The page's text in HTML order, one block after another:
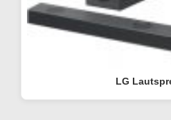
LG